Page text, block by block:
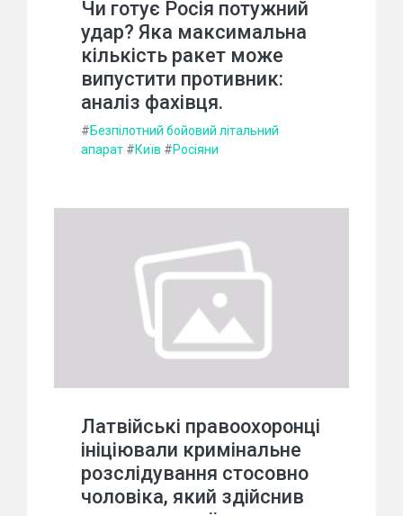
Чи готує Росія потужний
удар? Яка максимальна
кількість ракет може
випустити противник:
аналіз фахівця.
#Безпілотний бойовий літальний
апарат #Київ #Росіяни
Латвійські правоохоронці
ініціювали кримінальне
розслідування стосовно
чоловіка, який здійснив